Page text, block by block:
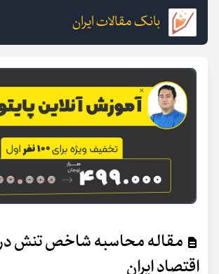
بانک مقالات ایران
مقاله محاسبه شاخص تنش در
اقتصاد ایران